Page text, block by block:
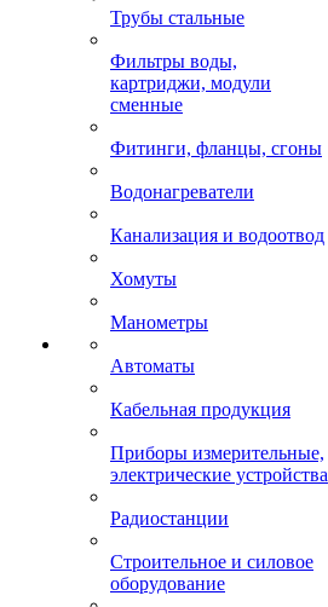
Трубы стальные
Фильтры воды,
картриджи, модули
сменные
Фитинги, фланцы, сгоны
Водонагреватели
Канализация и водоотвод
Хомуты
Манометры
Автоматы
Кабельная продукция
Приборы измерительные,
электрические устройства
Радиостанции
Строительное и силовое
оборудование